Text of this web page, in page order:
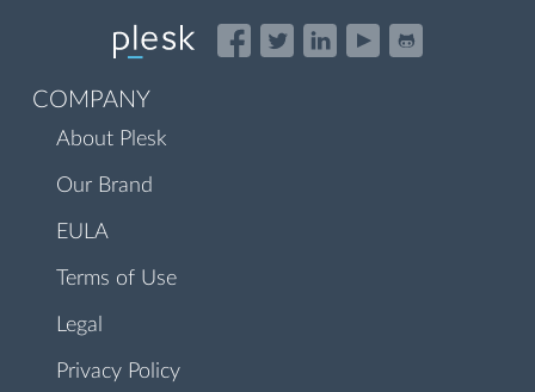
COMPANY
About Plesk
Our Brand
EULA
Terms of Use
Legal
Privacy Policy